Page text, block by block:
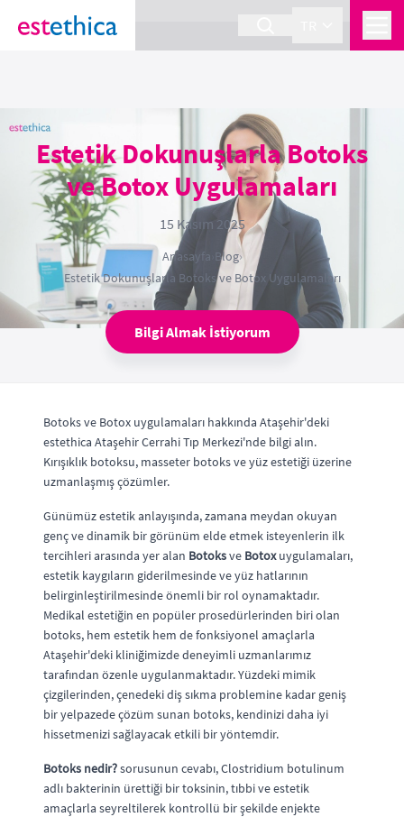
section Service {
Estetik Dokunuşlarla Botoks
ve Botox Uygulamaları
15 Kasım 2025
Anasayfa Blog›
Estetik Dokunuşlarla Botoks ve Botox Uygulamaları
Bilgi Almak İstiyorum
Botoks ve Botox uygulamaları hakkında Ataşehir'deki
estethica Ataşehir Cerrahi Tıp Merkezi'nde bilgi alın.
Kırışıklık botoksu, masseter botoks ve yüz estetiği üzerine
uzmanlaşmış çözümler.
Günümüz estetik anlayışında, zamana meydan okuyan
genç ve dinamik bir görünüm elde etmek isteyenlerin ilk
tercihleri arasında yer alan Botoksve Botoxuygulamaları,
estetik kaygıların giderilmesinde ve yüz hatlarının
belirginleştirilmesinde önemli bir rol oynamaktadır.
Medikal estetiğin en popüler prosedürlerinden biri olan
botoks, hem estetik hem de fonksiyonel amaçlarla
Ataşehir'deki kliniğimizde deneyimli uzmanlarımız
tarafından özenle uygulanmaktadır. Yüzdeki mimik
çizgilerinden, çenedeki diş sıkma problemine kadar geniş
bir yelpazede çözüm sunan botoks, kendinizi daha iyi
hissetmenizi sağlayacak etkili bir yöntemdir.
Botoks nedir?sorusunun cevabı, Clostridium botulinum
adlı bakterinin ürettiği bir toksinin, tıbbi ve estetik
amaçlarla seyreltilerek kontrollü bir şekilde enjekte